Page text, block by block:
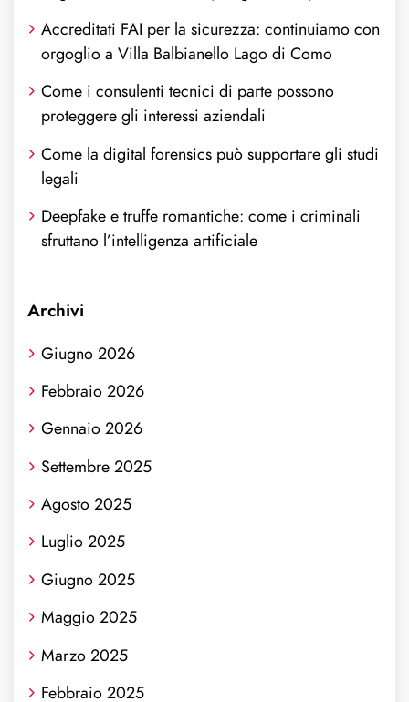
Accreditati FAI per la sicurezza: continuiamo con
orgoglio a Villa Balbianello Lago di Como
Come i consulenti tecnici di parte possono
proteggere gli interessi aziendali
Come la digital forensics può supportare gli studi
legali
Deepfake e truffe romantiche: come i criminali
sfruttano l’intelligenza artificiale
Archivi
Giugno 2026
Febbraio 2026
Gennaio 2026
Settembre 2025
Agosto 2025
Luglio 2025
Giugno 2025
Maggio 2025
Marzo 2025
Febbraio 2025